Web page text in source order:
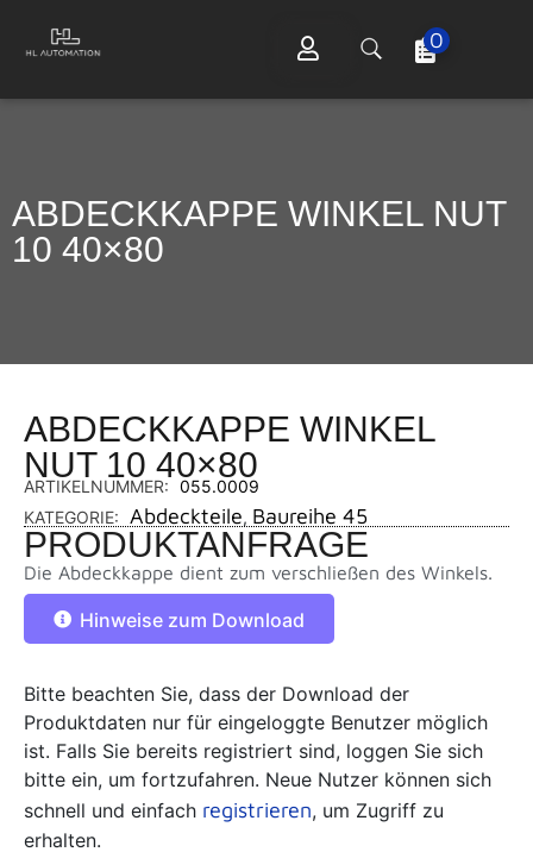
0
ABDECKKAPPE WINKEL NUT
10 40×80
ABDECKKAPPE WINKEL
NUT 10 40×80
ARTIKELNUMMER: 055.0009
KATEGORIE:
Abdeckteile, Baureihe 45
PRODUKTANFRAGE
Die Abdeckkappe dient zum verschließen des Winkels.
Hinweise zum Download
Bitte beachten Sie, dass der Download der
Produktdaten nur für eingeloggte Benutzer möglich
ist. Falls Sie bereits registriert sind, loggen Sie sich
bitte ein, um fortzufahren. Neue Nutzer können sich
schnell und einfach registrieren, um Zugriff zu
erhalten.